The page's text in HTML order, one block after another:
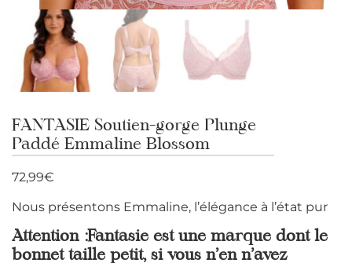
FANTASIE Soutien-gorge Plunge
Paddé Emmaline Blossom
72,99€
Nous présentons Emmaline, l’élégance à l’état pur
Attention :Fantasie est une marque dont le
bonnet taille petit, si vous n’en n’avez